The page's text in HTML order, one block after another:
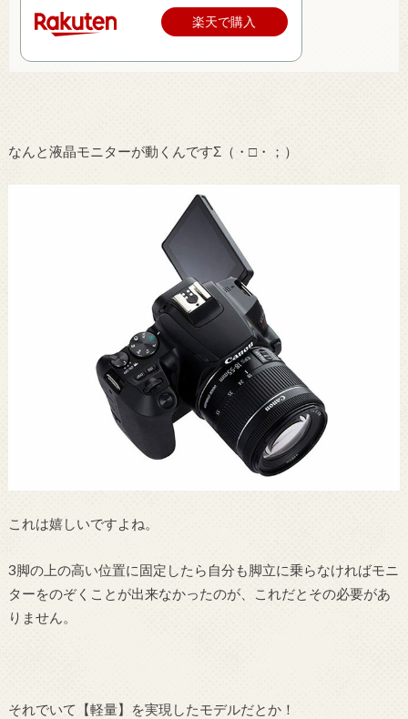
楽天で購入
なんと液晶モニターが動くんですΣ（・□・；）
これは嬉しいですよね。
3脚の上の高い位置に固定したら自分も脚立に乗らなければモニ
ターをのぞくことが出来なかったのが、これだとその必要があ
りません。
それでいて【軽量】を実現したモデルだとか！